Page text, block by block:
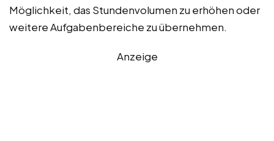
Möglichkeit, das Stundenvolumen zu erhöhen oder
weitere Aufgabenbereiche zu übernehmen.
Anzeige